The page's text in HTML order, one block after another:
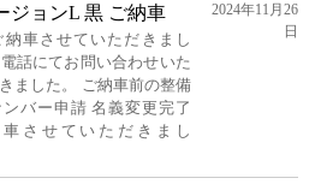
ジョンL 黒 ご納車
車させていただきまし
話にてお問い合わせいた
ました。 ご納車前の整備
バー申請 名義変更完了
させていただきまし
2024年11月26
日